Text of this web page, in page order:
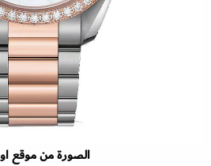
الصورة من موقع